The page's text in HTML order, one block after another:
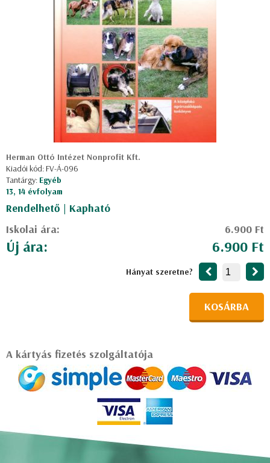
Herman Ottó Intézet Nonprofit Kft.
Kiadói kód: FV-Á-096
Tantárgy: Egyéb
13, 14 évfolyam
Rendelhető | Kapható
Iskolai ára:
6.900 Ft
Új ára: 6.900 Ft
Hányat szeretne?
KOSÁRBA
A kártyás fizetés szolgáltatója